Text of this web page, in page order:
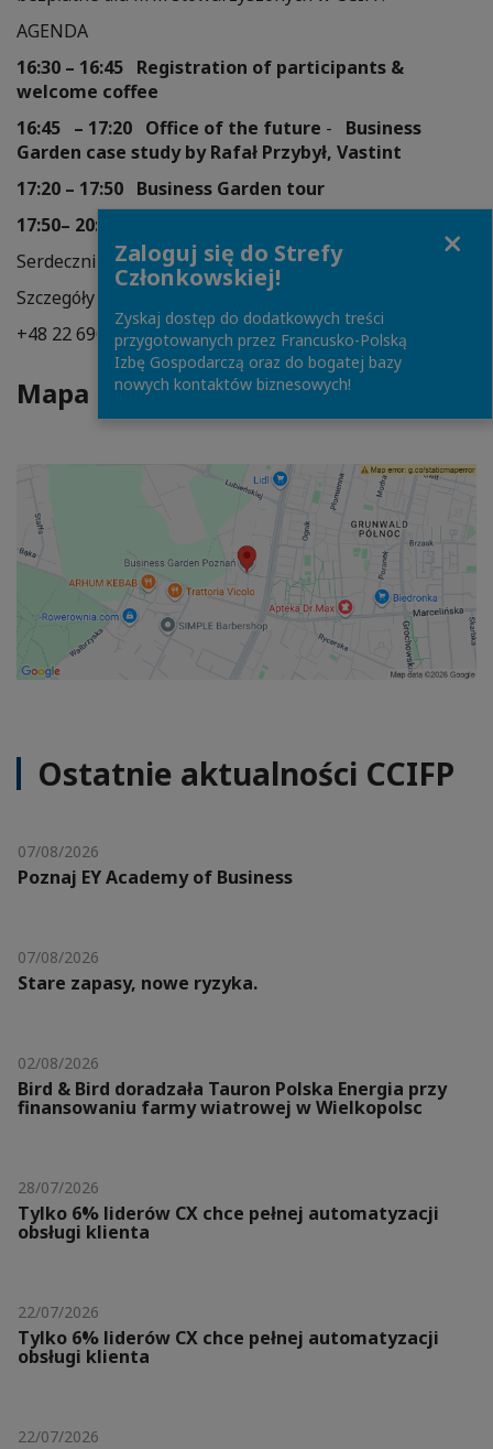
AGENDA
16:30 – 16:45 Registration of participants &
welcome coffee
16:45 – 17:20 Office of the future -
Business
Garden case study by Rafał Przybył, Vastint
17:20 – 17:50 Business Garden tour
17:50– 20:00
Serdecznie zapraszamy!
Szczegóły i zgłoszenia: monika.sniecinska@ccifp.pl
+48 22 690 68 98
Mapa dojazdu
Ostatnie aktualności CCIFP
07/08/2026
Poznaj EY Academy of Business
07/08/2026
Stare zapasy, nowe ryzyka.
02/08/2026
Bird & Bird doradzała Tauron Polska Energia przy
finansowaniu farmy wiatrowej w Wielkopolsc
28/07/2026
Tylko 6% liderów CX chce pełnej automatyzacji
obsługi klienta
22/07/2026
Tylko 6% liderów CX chce pełnej automatyzacji
obsługi klienta
22/07/2026
Zaloguj się do Strefy
Członkowskiej!
Zyskaj dostęp do dodatkowych treści
przygotowanych przez Francusko-Polską
Izbę Gospodarczą oraz do bogatej bazy
nowych kontaktów biznesowych!